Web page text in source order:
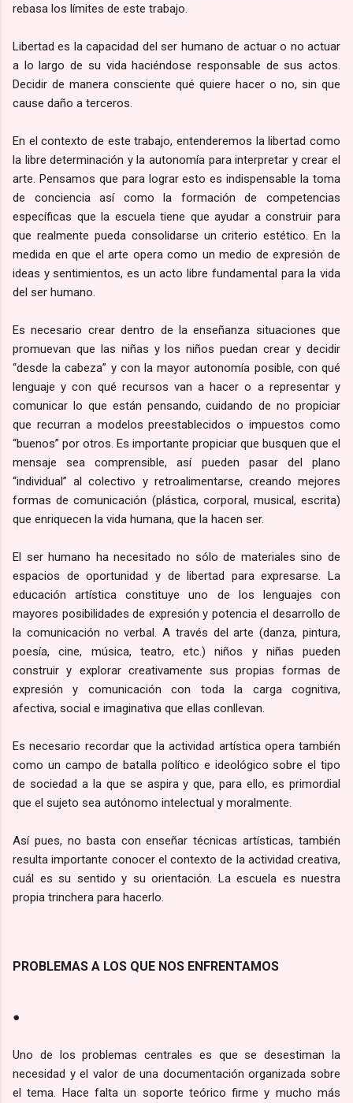
rebasa los límites de este trabajo.
Libertad es la capacidad del ser humano de actuar o no actuar
a lo largo de su vida haciéndose responsable de sus actos.
Decidir de manera consciente qué quiere hacer o no, sin que
cause daño a terceros.
En el contexto de este trabajo, entenderemos la libertad como
la libre determinación y la autonomía para interpretar y crear el
arte. Pensamos que para lograr esto es indispensable la toma
de conciencia así como la formación de competencias
específicas que la escuela tiene que ayudar a construir para
que realmente pueda consolidarse un criterio estético. En la
medida en que el arte opera como un medio de expresión de
ideas y sentimientos, es un acto libre fundamental para la vida
del ser humano.
Es necesario crear dentro de la enseñanza situaciones que
promuevan que las niñas y los niños puedan crear y decidir
“desde la cabeza” y con la mayor autonomía posible, con qué
lenguaje y con qué recursos van a hacer o a representar y
comunicar lo que están pensando, cuidando de no propiciar
que recurran a modelos preestablecidos o impuestos como
“buenos” por otros. Es importante propiciar que busquen que el
mensaje sea comprensible, así pueden pasar del plano
“individual” al colectivo y retroalimentarse, creando mejores
formas de comunicación (plástica, corporal, musical, escrita)
que enriquecen la vida humana, que la hacen ser.
El ser humano ha necesitado no sólo de materiales sino de
espacios de oportunidad y de libertad para expresarse. La
educación artística constituye uno de los lenguajes con
mayores posibilidades de expresión y potencia el desarrollo de
la comunicación no verbal. A través del arte (danza, pintura,
poesía, cine, música, teatro, etc.) niños y niñas pueden
construir y explorar creativamente sus propias formas de
expresión y comunicación con toda la carga cognitiva,
afectiva, social e imaginativa que ellas conllevan.
Es necesario recordar que la actividad artística opera también
como un campo de batalla político e ideológico sobre el tipo
de sociedad a la que se aspira y que, para ello, es primordial
que el sujeto sea autónomo intelectual y moralmente.
Así pues, no basta con enseñar técnicas artísticas, también
resulta importante conocer el contexto de la actividad creativa,
cuál es su sentido y su orientación. La escuela es nuestra
propia trinchera para hacerlo.
PROBLEMAS A LOS QUE NOS ENFRENTAMOS
●
Uno de los problemas centrales es que se desestiman la
necesidad y el valor de una documentación organizada sobre
el tema. Hace falta un soporte teórico firme y mucho más